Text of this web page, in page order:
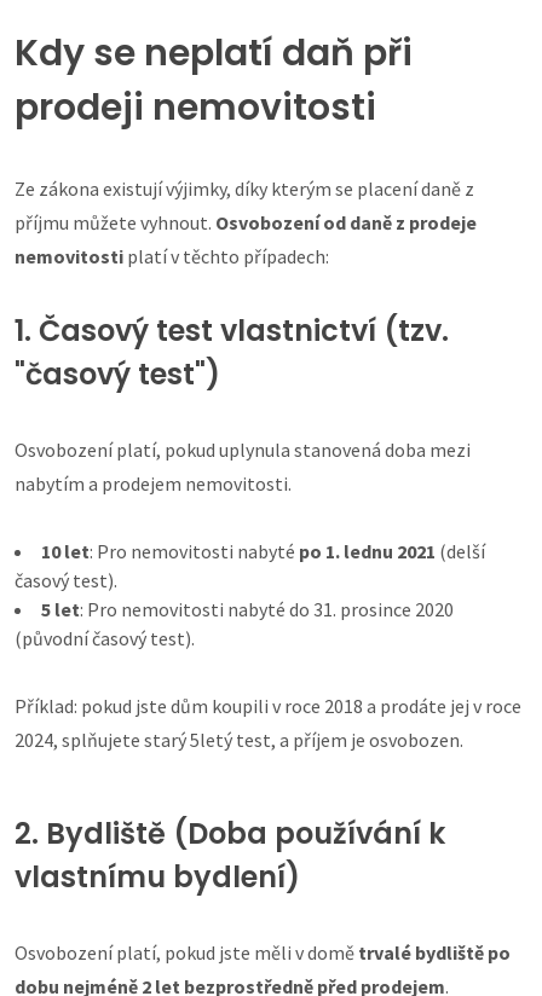
Kdy se neplatí daň při
prodeji nemovitosti
Ze zákona existují výjimky, díky kterým se placení daně z
příjmu můžete vyhnout. Osvobození od daně z prodeje
nemovitosti platí v těchto případech:
1. Časový test vlastnictví (tzv.
"časový test")
Osvobození platí, pokud uplynula stanovená doba mezi
nabytím a prodejem nemovitosti.
10 let: Pro nemovitosti nabyté po 1. lednu 2021 (delší
časový test).
5 let: Pro nemovitosti nabyté do 31. prosince 2020
(původní časový test).
Příklad: pokud jste dům koupili v roce 2018 a prodáte jej v roce
2024, splňujete starý 5letý test, a příjem je osvobozen.
2. Bydliště (Doba používání k
vlastnímu bydlení)
Osvobození platí, pokud jste měli v domě trvalé bydliště po
dobu nejméně 2 let bezprostředně před prodejem.